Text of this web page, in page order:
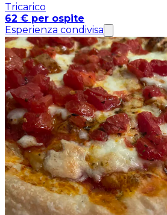
Tricarico
62 € per ospite
Esperienza condivisa